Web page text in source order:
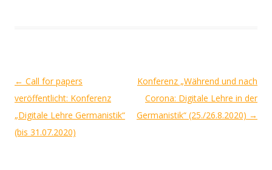
Post
navigation
← Call for papers
veröffentlicht: Konferenz
„Digitale Lehre Germanistik“
(bis 31.07.2020)
Konferenz „Während und nach
Corona: Digitale Lehre in der
Germanistik“ (25./26.8.2020) →